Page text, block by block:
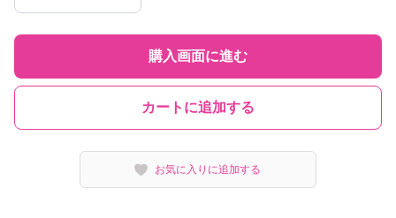
購入画面に進む
カートに追加する
お気に入りに追加する